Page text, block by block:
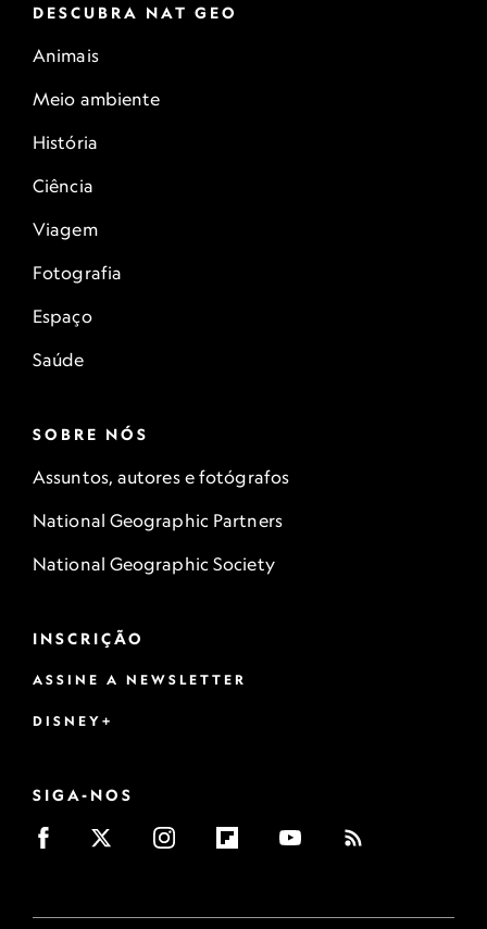
DESCUBRA NAT GEO
Animais
Meio ambiente
História
Ciência
Viagem
Fotografia
Espaço
Saúde
SOBRE NÓS
Assuntos, autores e fotógrafos
National Geographic Partners
National Geographic Society
INSCRIÇÃO
ASSINE A NEWSLETTER
DISNEY+
SIGA-NOS